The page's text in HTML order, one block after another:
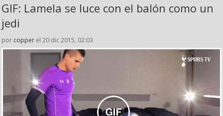
GIF: Lamela se luce con el balón como un
jedi
por copper el 20 dic 2015, 02:03